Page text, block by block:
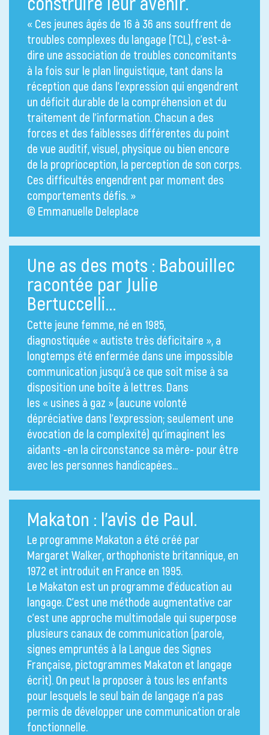
« Ces jeunes âgés de 16 à 36 ans souffrent de
troubles complexes du langage (TCL), c’est-à-
dire une association de troubles concomitants
à la fois sur le plan linguistique, tant dans la
réception que dans l’expression qui engendrent
un déficit durable de la compréhension et du
traitement de l’information. Chacun a des
forces et des faiblesses différentes du point
de vue auditif, visuel, physique ou bien encore
de la proprioception, la perception de son corps.
Ces difficultés engendrent par moment des
comportements défis. »
© Emmanuelle Deleplace
Une as des mots : Babouillec
racontée par Julie
Bertuccelli…
Cette jeune femme, né en 1985,
diagnostiquée « autiste très déficitaire », a
longtemps été enfermée dans une impossible
communication jusqu’à ce que soit mise à sa
disposition une boîte à lettres. Dans
les « usines à gaz » (aucune volonté
dépréciative dans l’expression; seulement une
évocation de la complexité) qu’imaginent les
aidants -en la circonstance sa mère- pour être
avec les personnes handicapées…
Makaton : l’avis de Paul.
Le programme Makaton a été créé par
Margaret Walker, orthophoniste britannique, en
1972 et introduit en France en 1995.
Le Makaton est un programme d’éducation au
langage. C’est une méthode augmentative car
c’est une approche multimodale qui superpose
plusieurs canaux de communication (parole,
signes empruntés à la Langue des Signes
Française, pictogrammes Makaton et langage
écrit). On peut la proposer à tous les enfants
pour lesquels le seul bain de langage n’a pas
permis de développer une communication orale
fonctionnelle.